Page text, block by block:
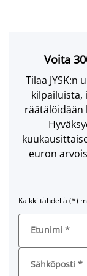
Voita
Tilaa
kilpailuista,
räätälöidään
euron
Kaikki tähdellä (*)
Etunimi *
Sähköposti *